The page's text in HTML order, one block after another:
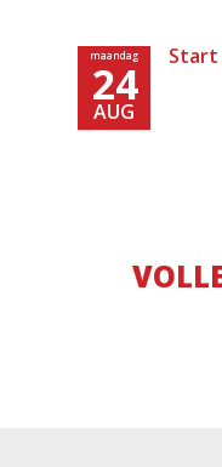
maandag
24
AUG
Start